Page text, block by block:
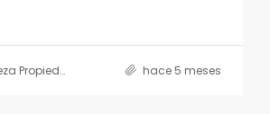
hace 5 meses